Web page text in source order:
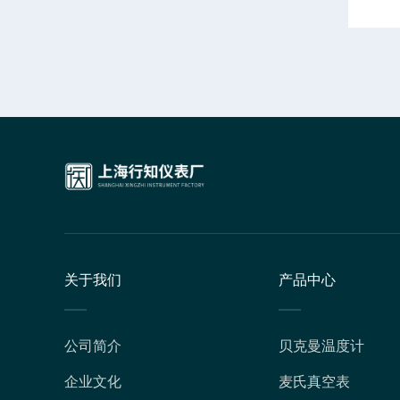
关于我们
公司简介
企业文化
产品中心
贝克曼温度计
麦氏真空表